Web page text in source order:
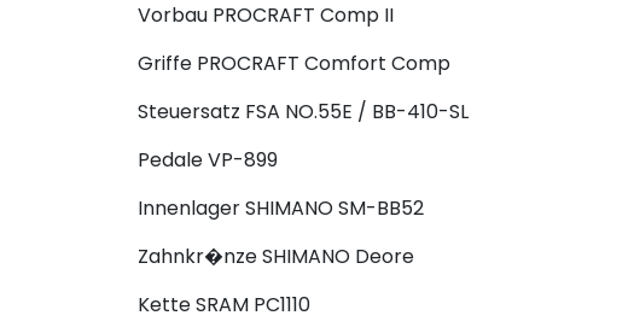
Vorbau PROCRAFT Comp II
Griffe PROCRAFT Comfort Comp
Steuersatz FSA NO.55E / BB-410-SL
PedaleVP-899
InnenlagerSHIMANO SM-BB52
Zahnkr�nzeSHIMANO Deore
KetteSRAM PC1110